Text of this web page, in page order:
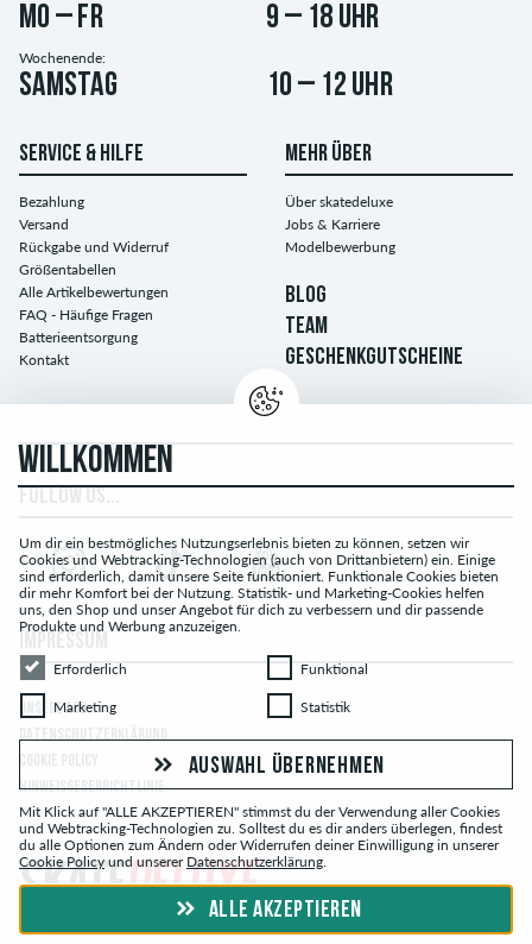
Mo – Fr 9 – 18 Uhr
Wochenende:
Samstag 10 – 12 Uhr
SERVICE & HILFE
Bezahlung
Versand
Rückgabe und Widerruf
Größentabellen
Alle Artikelbewertungen
FAQ - Häufige Fragen
Batterieentsorgung
Kontakt
MEHR ÜBER
Über skatedeluxe
Jobs & Karriere
Modelbewerbung
BLOG
TEAM
GESCHENKGUTSCHEINE
UNSERE AGB
HINWEISGEBERRICHTLINIE
© skatedeluxe.ch Skateshop 2026
WILLKOMMEN
Um dir ein bestmögliches Nutzungserlebnis bieten zu können, setzen wir
Cookies und Webtracking-Technologien (auch von Drittanbietern) ein. Einige
sind erforderlich, damit unsere Seite funktioniert. Funktionale Cookies bieten
dir mehr Komfort bei der Nutzung. Statistik- und Marketing-Cookies helfen
uns, den Shop und unser Angebot für dich zu verbessern und dir passende
Produkte und Werbung anzuzeigen.
Erforderlich
Erforderlich FunktionalFunktional
MarketingMarketing StatistikStatistik
AUSWAHL ÜBERNEHMEN
Mit Klick auf "ALLE AKZEPTIEREN" stimmst du der Verwendung aller Cookies
und Webtracking-Technologien zu. Solltest du es dir anders überlegen, findest
du alle Optionen zum Ändern oder Widerrufen deiner Einwilligung in unserer
Cookie Policy und unserer Datenschutzerklärung.
ALLE AKZEPTIEREN